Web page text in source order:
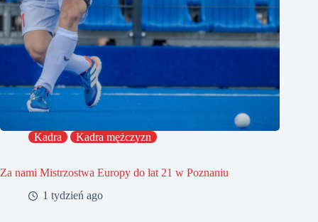
Kadra Kadra mężczyzn
Za nami Mistrzostwa Europy do lat 21 w Poznaniu
1 tydzień ago